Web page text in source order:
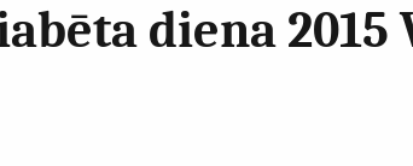
diena